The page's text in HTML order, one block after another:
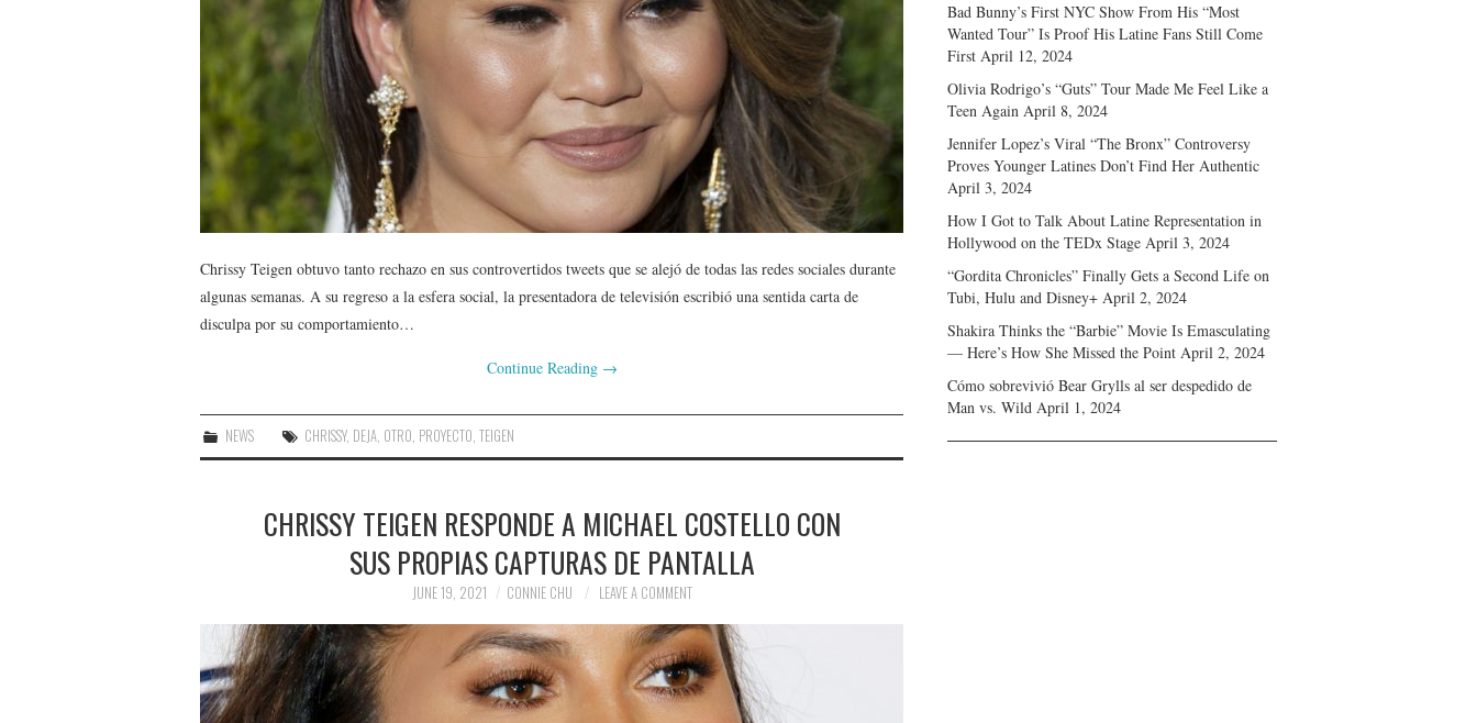
Chrissy Teigen obtuvo tanto rechazo en sus controvertidos tweets que se alejó de todas las redes sociales durante
algunas semanas. A su regreso a la esfera social, la presentadora de televisión escribió una sentida carta de
disculpa por su comportamiento…
Continue Reading →
NEWS CHRISSY, DEJA OTRO PROYECTO ,TEIGEN
CHRISSY TEIGEN RESPONDE A MICHAEL COSTELLO CON
SUS PROPIAS CAPTURAS DE PANTALLA
JUNE 19, 2021 CONNIE CHU LEAVE A COMMENT
Bad Bunny’s First NYC Show From His “Most
Wanted Tour” Is Proof His Latine Fans Still Come
First April 12, 2024
Olivia Rodrigo’s “Guts” Tour Made Me Feel Like a
Teen Again April 8, 2024
Jennifer Lopez’s Viral “The Bronx” Controversy
Proves Younger Latines Don’t Find Her Authentic
April 3, 2024
How I Got to Talk About Latine Representation in
Hollywood on the TEDx Stage April 3, 2024
“Gordita Chronicles” Finally Gets a Second Life on
Tubi, Hulu and Disney+ April 2, 2024
Shakira Thinks the “Barbie” Movie Is Emasculating
— Here’s How She Missed the Point April 2, 2024
Cómo sobrevivió Bear Grylls al ser despedido de
Man vs. Wild April 1, 2024